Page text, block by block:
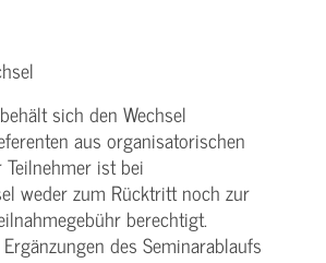
sich den Wechsel
aus organisatorischen
ist bei
weder zum Rücktritt noch zur
berechtigt.
des Seminarablaufs